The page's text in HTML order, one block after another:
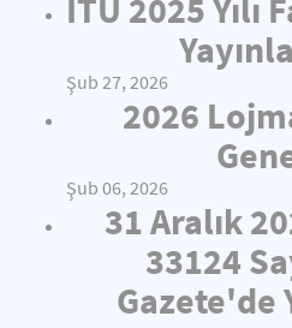
İTÜ 2025 Yılı
Şub 27, 2026
2026
Şub 06, 2026
31 Aralık
33124
Gazete'de